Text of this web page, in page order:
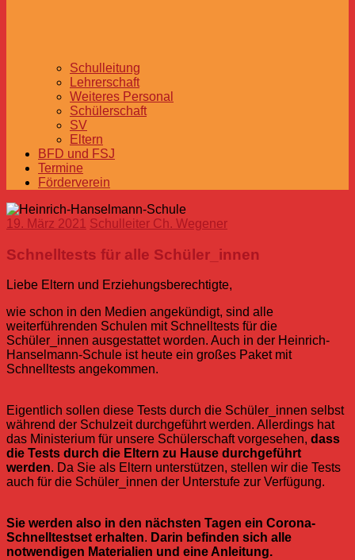
Schulleitung
Lehrerschaft
Weiteres Personal
Schülerschaft
SV
Eltern
BFD und FSJ
Termine
Förderverein
19. März 2021 Schulleiter Ch. Wegener
Schnelltests für alle Schüler_innen
Liebe Eltern und Erziehungsberechtigte,
wie schon in den Medien angekündigt, sind alle
weiterführenden Schulen mit Schnelltests für die
Schüler_innen ausgestattet worden. Auch in der Heinrich-
Hanselmann-Schule ist heute ein großes Paket mit
Schnelltests angekommen.
Eigentlich sollen diese Tests durch die Schüler_innen selbst
während der Schulzeit durchgeführt werden. Allerdings hat
das Ministerium für unsere Schülerschaft vorgesehen, dass
die Tests durch die Eltern zu Hause durchgeführt
werden. Da Sie als Eltern unterstützen, stellen wir die Tests
auch für die Schüler_innen der Unterstufe zur Verfügung.
Sie werden also in den nächsten Tagen ein Corona-
Schnelltestset erhalten. Darin befinden sich alle
notwendigen Materialien und eine Anleitung.